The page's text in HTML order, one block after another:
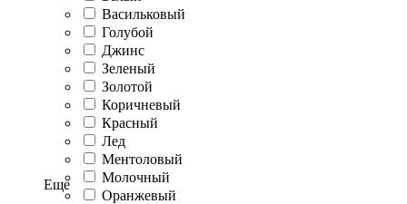
Васильковый
Голубой
Джинс
Зеленый
Золотой
Коричневый
Красный
Лед
Ментоловый
Молочный
Оранжевый
Еще